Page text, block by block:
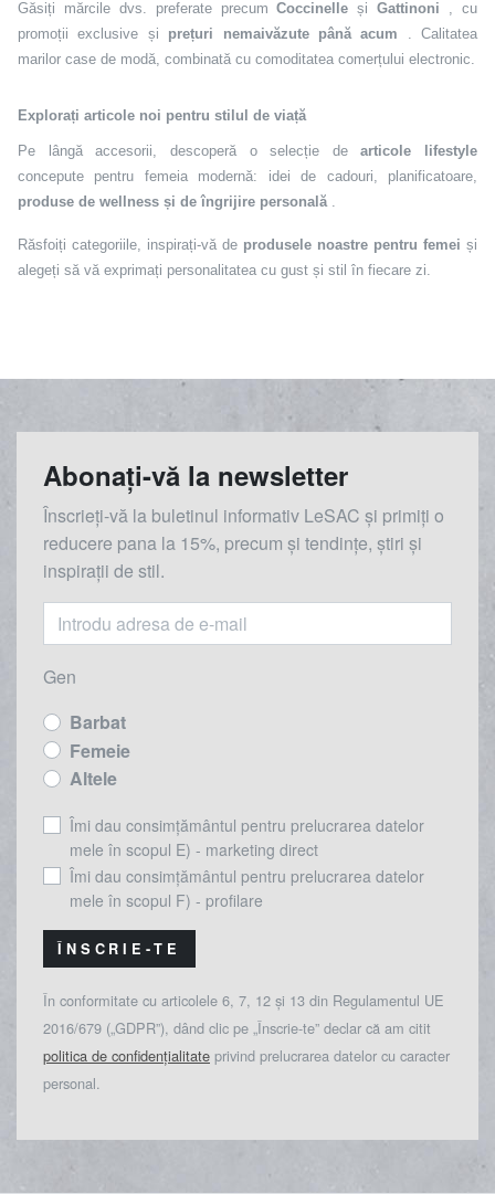
Găsiți mărcile dvs. preferate precumCoccinelle șiGattinoni , cu
promoții exclusive și prețuri nemaivăzute până acum . Calitatea
marilor case de modă, combinată cu comoditatea comerțului electronic.
Explorați articole noi pentru stilul de viață
Pe lângă accesorii, descoperă o selecție dearticole lifestyle
concepute pentru femeia modernă: idei de cadouri, planificatoare,
produse de wellness și de îngrijire personală
Răsfoiți categoriile, inspirați-vă de produsele noastre pentru femei și
alegeți să vă exprimați personalitatea cu gust și stil în fiecare zi.
Abonați-vă la newsletter
Înscrieți-vă la buletinul informativ LeSAC și primiți o
reducere pana la 15%, precum și tendințe, știri și
inspirații de stil.
Gen
Barbat
Femeie
Altele
Îmi dau consimțământul pentru prelucrarea datelor
mele în scopul E) - marketing direct
Îmi dau consimțământul pentru prelucrarea datelor
mele în scopul F) - profilare
ÎNSCRIE-TE
În conformitate cu articolele 6, 7, 12 și 13 din Regulamentul UE
2016/679 („GDPR”), dând clic pe „Înscrie-te” declar că am citit
politica de confidențialitate privind prelucrarea datelor cu caracter
personal.